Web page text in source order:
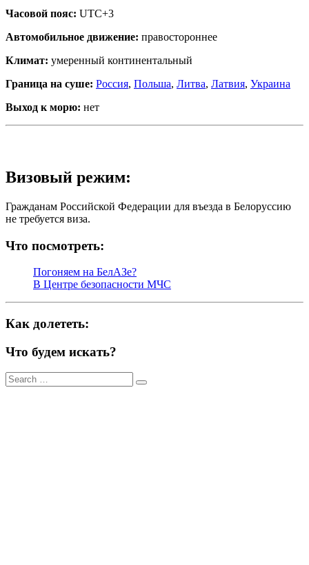
Часовой пояс: UTC+3
Автомобильное движение: правостороннее
Климат: умеренный континентальный
Граница на суше: Россия, Польша, Литва, Латвия, Украина
Выход к морю: нет
Визовый режим:
Гражданам Российской Федерации для въезда в Белоруссию
не требуется виза.
Что посмотреть:
Погоняем на БелАЗе?
В Центре безопасности МЧС
Как долететь:
Что будем искать?
Результаты
поиска